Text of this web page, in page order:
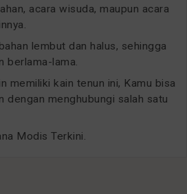
acara wisuda, maupun acara
lembut dan halus, sehingga
berlama-lama.
memiliki kain tenun ini, Kamu bisa
dengan menghubungi salah satu
Modis Terkini.